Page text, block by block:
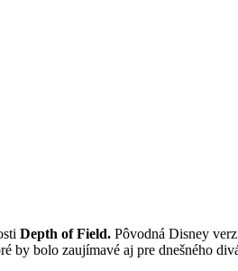
Depth of Field. Pôvodná Disney
by bolo zaujímavé aj pre dnešného